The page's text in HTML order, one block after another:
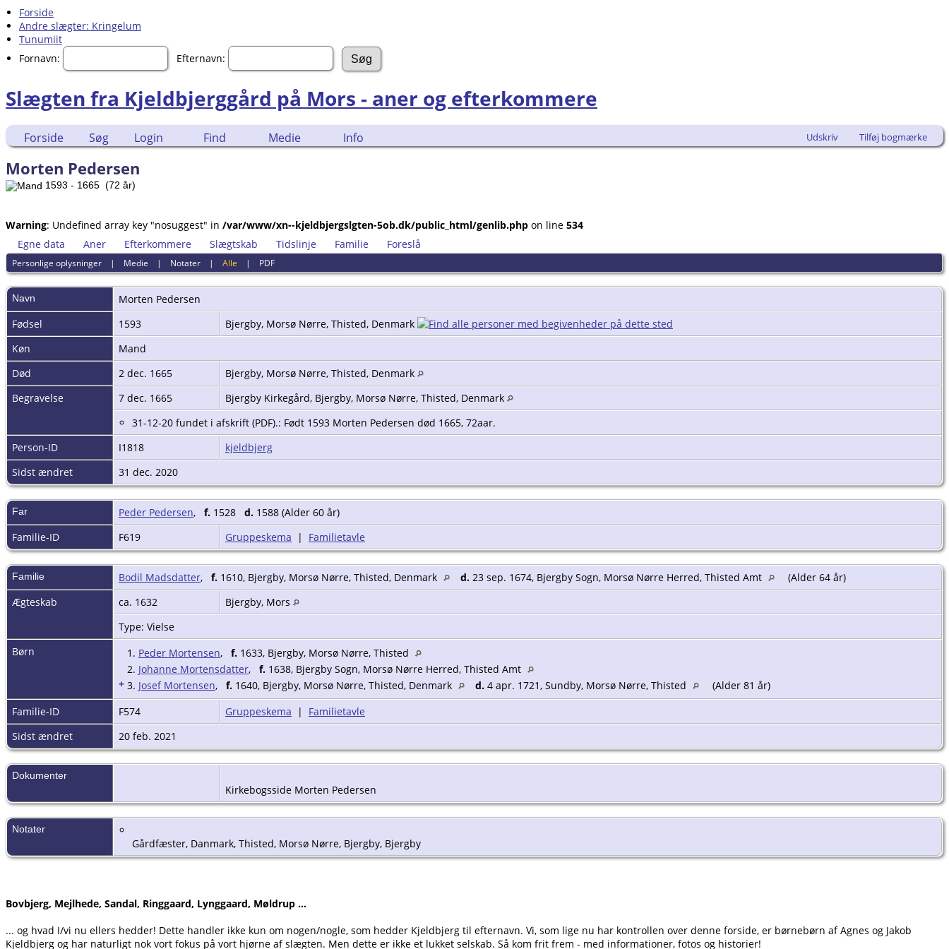
Forside
Andre slægter: Kringelum
Tunumiit
Fornavn:
Efternavn:
Slægten fra Kjeldbjerggård på Mors - aner og efterkommere
Forside Søg Login Find Medie Info Udskriv Tilføj bogmærke
Morten Pedersen
1593 - 1665 (72 år)
Warning: Undefined array key "nosuggest" in /var/www/xn--kjeldbjergslgten-5ob.dk/public_html/genlib.php on line 534
Egne data
Aner Efterkommere Slægtskab Tidslinje Familie Foreslå
Personlige oplysninger | Medie | Notater |Alle | PDF
Navn Morten Pedersen
Fødsel
1593
Bjergby, Morsø Nørre, Thisted, Denmark
Køn
Mand
Død
2 dec. 1665
Bjergby, Morsø Nørre, Thisted, Denmark
Begravelse
7 dec. 1665
Bjergby Kirkegård, Bjergby, Morsø Nørre, Thisted, Denmark
31-12-20 fundet i afskrift (PDF).: Født 1593 Morten Pedersen død 1665, 72aar.
Person-ID
I1818
kjeldbjerg
Sidst ændret
31 dec. 2020
Far Peder Pedersen, f. 1528 d. 1588 (Alder 60 år)
Familie-ID
F619 Gruppeskema | Familietavle
Familie Bodil Madsdatter, f. 1610, Bjergby, Morsø Nørre, Thisted, Denmark d. 23 sep. 1674, Bjergby Sogn, Morsø Nørre Herred, Thisted Amt
(Alder 64 år)
Ægteskab
ca. 1632
Bjergby, Mors
Type: Vielse
Børn
1. Peder Mortensen, f. 1633, Bjergby, Morsø Nørre, Thisted
2. Johanne Mortensdatter, f. 1638, Bjergby Sogn, Morsø Nørre Herred, Thisted Amt
+ 3. Josef Mortensen, f. 1640, Bjergby, Morsø Nørre, Thisted, Denmark d. 4 apr. 1721, Sundby, Morsø Nørre, Thisted
(Alder 81 år)
Familie-ID
F574 Gruppeskema | Familietavle
Sidst ændret
20 feb. 2021
Dokumenter
Kirkebogsside Morten Pedersen
Notater
Gårdfæster, Danmark, Thisted, Morsø Nørre, Bjergby, Bjergby
Bovbjerg, Mejlhede, Sandal, Ringgaard, Lynggaard, Møldrup ...
... og hvad I/vi nu ellers hedder! Dette handler ikke kun om nogen/nogle, som hedder Kjeldbjerg til efternavn. Vi, som lige nu har kontrollen over denne forside, er børnebørn af Agnes og Jakob
Kjeldbjerg og har naturligt nok vort fokus på vort hjørne af slægten. Men dette er ikke et lukket selskab. Så kom frit frem - med informationer, fotos og historier!